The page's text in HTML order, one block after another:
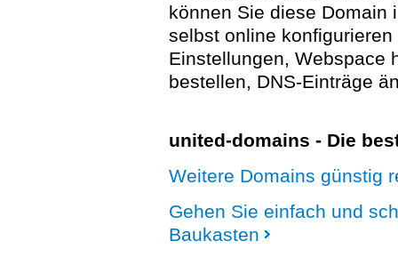
können Sie diese Domain
selbst online
Einstellungen, Webspace
bestellen, DNS-Einträge
united-domains - Die
Weitere Domains günstig
Gehen Sie einfach und
Baukasten